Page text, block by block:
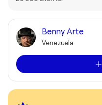
Benny Arte
Venezuela